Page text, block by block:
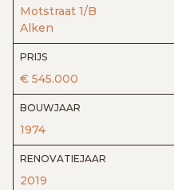
Motstraat 1/B
Alken
PRIJS
€ 545.000
BOUWJAAR
1974
RENOVATIEJAAR
2019